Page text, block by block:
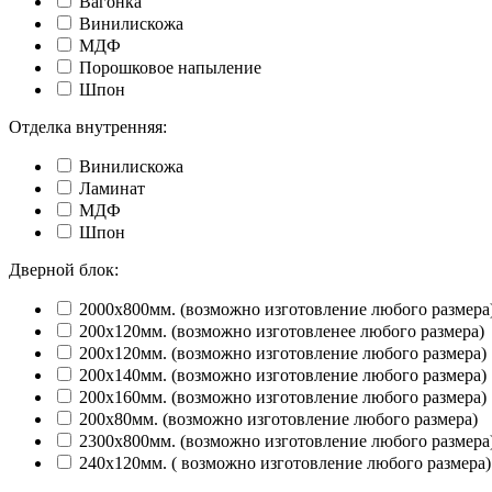
Винилискожа
МДФ
Порошковое напыление
Шпон
Отделка внутренняя:
Винилискожа
Ламинат
МДФ
Шпон
Дверной блок:
2000х800мм. (возможно изготовление любого
200х120мм. (возможно изготовленее любого размера)
200х120мм. (возможно изготовление любого размера)
200х140мм. (возможно изготовление любого размера)
200х160мм. (возможно изготовление любого размера)
200х80мм. (возможно изготовление любого размера)
2300х800мм. (возможно изготовление любого
240х120мм. ( возможно изготовление любого размера)